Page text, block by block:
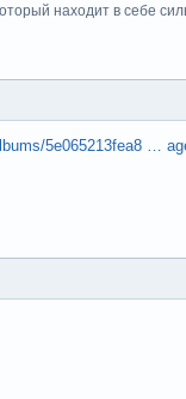
находит в себе
5e065213fea8 …